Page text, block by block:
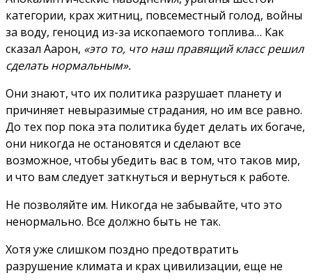
категории, крах житниц, повсеместный голод, войны
за воду, геноцид из-за ископаемого топлива… Как
сказал Аарон, «это то, что наш правящий класс решил
сделать нормальным».
Они знают, что их политика разрушает планету и
причиняет невыразимые страдания, но им все равно.
До тех пор пока эта политика будет делать их богаче,
они никогда не остановятся и сделают все
возможное, чтобы убедить вас в том, что таков мир,
и что вам следует заткнуться и вернуться к работе.
Не позволяйте им. Никогда не забывайте, что это
ненормально. Все должно быть не так.
Хотя уже слишком поздно предотвратить
разрушение климата и крах цивилизации, еще не